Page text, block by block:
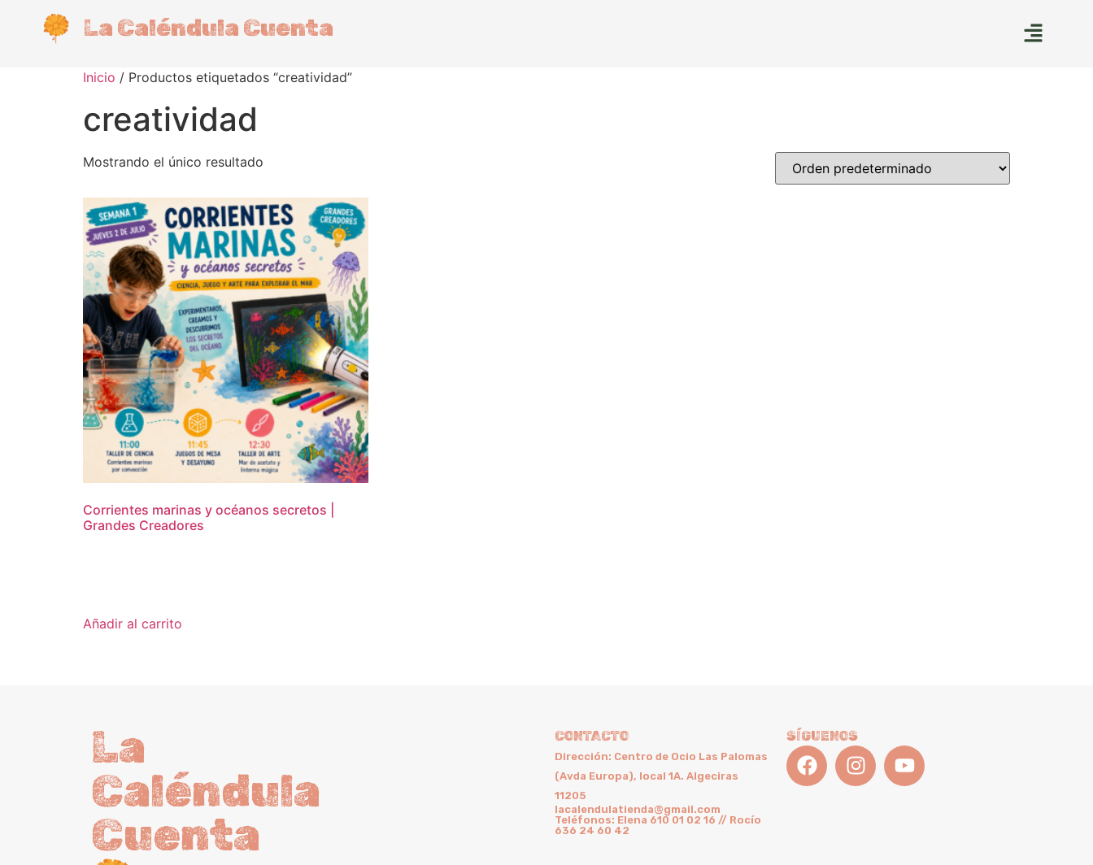
La Caléndula Cuenta
Inicio / Productos etiquetados “creatividad”
creatividad
Mostrando el único resultado
Corrientes marinas y océanos secretos |
Grandes Creadores
Añadir al carrito
La
Caléndula
Cuenta
CONTACTO
Dirección: Centro de Ocio Las Palomas
(Avda Europa), local 1A. Algeciras
11205
lacalendulatienda@gmail.com
Teléfonos: Elena 610 01 02 16 // Rocío
636 24 60 42
SÍGUENOS